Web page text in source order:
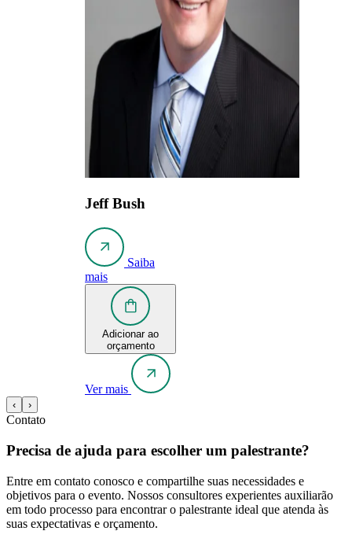
Jeff Bush
Saiba
mais
Adicionar ao
orçamento
Ver mais
‹ ›
Contato
Precisa de ajuda para escolher um palestrante?
Entre em contato conosco e compartilhe suas necessidades e
objetivos para o evento. Nossos consultores experientes auxiliarão
em todo processo para encontrar o palestrante ideal que atenda às
suas expectativas e orçamento.